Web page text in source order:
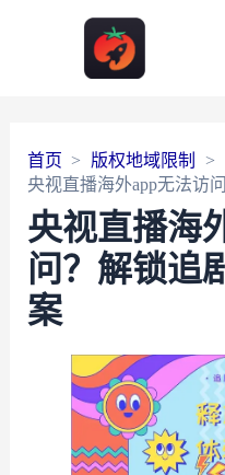
首页
版权地域限制
央视直播海外app无法访
央视直播海
问？解锁追
案